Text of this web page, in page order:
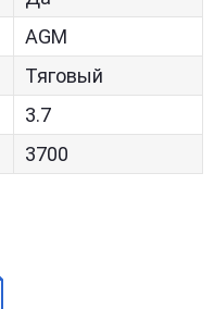
AGM
Тяговый
3.7
3700